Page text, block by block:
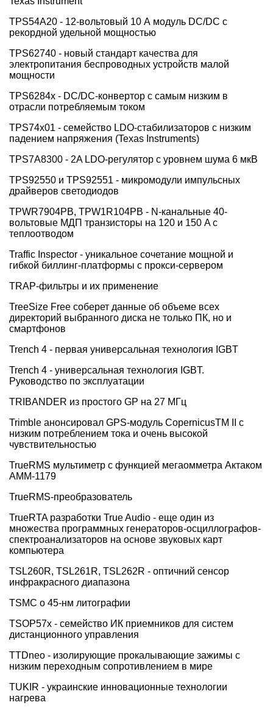
TPS54A20 - 12-вольтовый 10 А модуль DC/DC с
рекордной удельной мощностью
TPS62740 - новый стандарт качества для
электропитания беспроводных устройств малой
мощности
TPS6284x - DС/DC-конвертор с самым низким в
отрасли потребляемым током
TPS74x01 - семейство LDO-стабилизаторов с низким
падением напряжения (Texas Instruments)
TPS7A8300 - 2A LDO-регулятор с уровнем шума 6 мкВ
TPS92550 и TPS92551 - микромодули импульсных
драйверов светодиодов
TPWR7904PB, TPW1R104PB - N-канальные 40-
вольтовые МДП транзисторы на 120 и 150 A с
теплоотводом
Traffic Inspector - уникальное сочетание мощной и
гибкой биллинг-платформы с прокси-сервером
TRAP-фильтры и их применение
TreeSize Free соберет данные об объеме всех
директорий выбранного диска не только ПК, но и
смартфонов
Trench 4 - первая универсальная технология IGBT
Trench 4 - универсальная технология IGBT.
Руководство по эксплуатации
TRIBANDER из простого GP на 27 МГц
Trimble анонсировал GPS-модуль CopernicusTM II с
низким потреблением тока и очень высокой
чувствительностью
TrueRMS мультиметр с функцией мегаомметра Актаком
АММ-1179
TrueRMS-преобразователь
TrueRTA разработки True Audio - еще один из
множества программных генераторов-осциллографов-
спектроанализаторов на основе звуковых карт
компьютера
TSL260R, TSL261R, TSL262R - оптичний сенсор
инфракрасного диапазона
TSMC о 45-нм литографии
TSOP57x - семейство ИК приемников для систем
дистанционного управления
TTDneo - изолирующие прокалывающие зажимы с
низким переходным сопротивлением в мире
TUKIR - украинские инновационные технологии
нагрева